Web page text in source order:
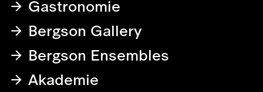
Gastronomie
Bergson Gallery
Bergson Ensembles
Akademie